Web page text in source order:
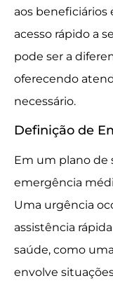
aos beneficiários
acesso rápido a
pode ser a
oferecendo
necessário.
Definição de
Em um plano de
emergência
Uma urgência
assistência
saúde, como
envolve